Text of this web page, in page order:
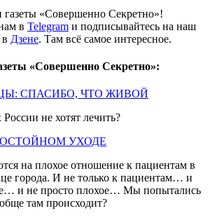
газеты «Совершенно Секретно»!
в Telegram и подписывайтесь на наш
Дзене. Там всё самое интересное.
«Совершенно Секретно»:
СПАСИБО, ЧТО ЖИВОЙ
не хотят лечить?
УХОДЕ
на плохое отношение к пациентам в
города. И не только к пациентам… и
и не просто плохое… Мы попытались
там происходит?